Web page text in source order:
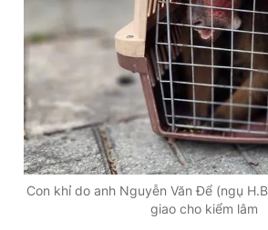
Theo dõi báo trên
Hotline
0906 645 777
Liên hệ
0908 780
Đặt báo Quảng cáo RSS Tòa
Tổng biên tập: Nguyễn Ngọc Toàn
Con khỉ do anh Nguyễn Văn Để (ngụ
giao cho kiểm lâm